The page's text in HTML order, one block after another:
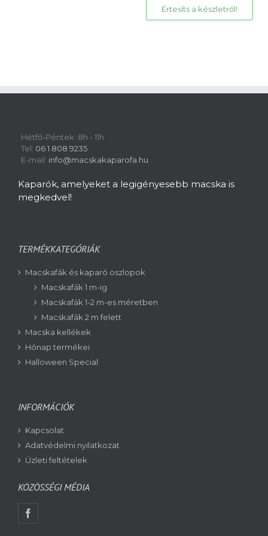
000 Ft.
400 Ft.
Hétfő-Péntek: 8h - 11h
Tel: 06 1 808 9235
E-mail: info@macskakaparofa.hu
Kaparók, amelyeket a legigényesebb macska is
megkedvel!
TERMÉKKATEGÓRIÁK
Macskafák és kaparó oszlopok
Macskafák 1 m-ig
Macskafák 1-2 m-es méretben
Macskafák 2 m felett
Macska kellékek
Hónap termékei
Halloween Special
INFORMÁCIÓK
Kapcsolat
Adatvédelmi nyilatkozat
Üzleti feltételek
KÖZÖSSÉGI MÉDIA